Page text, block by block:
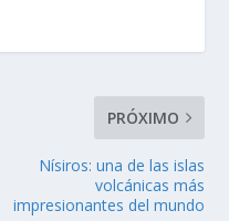
PRÓXIMO
Nísiros: una de las islas
volcánicas más
impresionantes del mundo